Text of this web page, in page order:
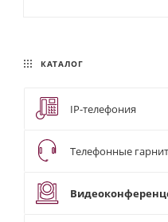
КАТАЛОГ
IP-телефония
Телефонные